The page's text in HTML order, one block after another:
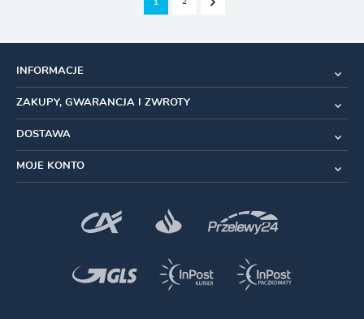
1 2
INFORMACJE
ZAKUPY, GWARANCJA I ZWROTY
DOSTAWA
MOJE KONTO